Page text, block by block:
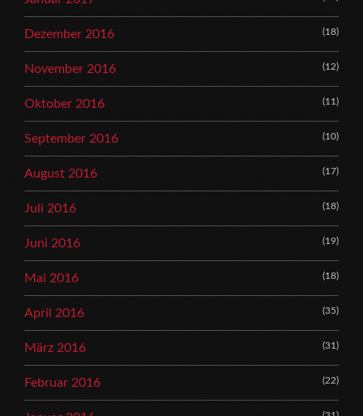
Dezember 2016 (18)
November 2016 (12)
Oktober 2016 (11)
September 2016 (10)
August 2016 (17)
Juli 2016 (18)
Juni 2016 (19)
Mai 2016 (18)
April 2016 (35)
März 2016 (31)
Februar 2016 (22)